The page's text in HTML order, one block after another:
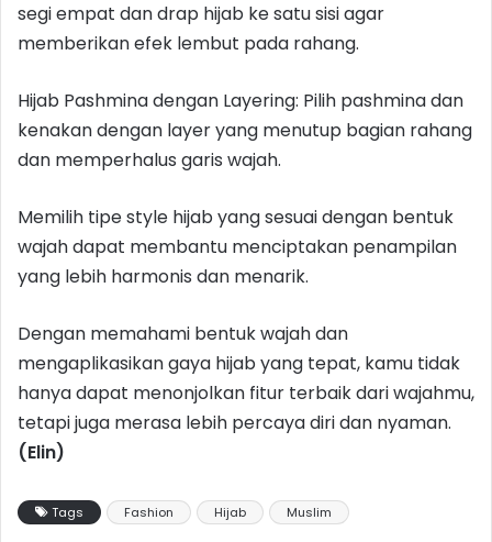
segi empat dan drap hijab ke satu sisi agar
memberikan efek lembut pada rahang.
Hijab Pashmina dengan Layering: Pilih pashmina dan
kenakan dengan layer yang menutup bagian rahang
dan memperhalus garis wajah.
Memilih tipe style hijab yang sesuai dengan bentuk
wajah dapat membantu menciptakan penampilan
yang lebih harmonis dan menarik.
Dengan memahami bentuk wajah dan
mengaplikasikan gaya hijab yang tepat, kamu tidak
hanya dapat menonjolkan fitur terbaik dari wajahmu,
tetapi juga merasa lebih percaya diri dan nyaman.
(Elin)
Tags Fashion Hijab Muslim